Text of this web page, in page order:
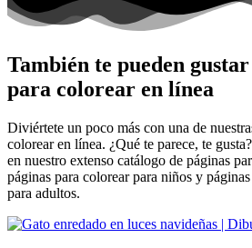
También te pueden gustar
para colorear en línea
Diviértete un poco más con una de
colorear en línea. ¿Qué te parece, te
en nuestro extenso catálogo de páginas
páginas para colorear para niños y
para adultos.